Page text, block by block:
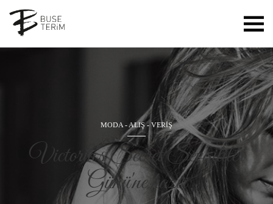
MODA-ALIŞ - VERİŞ
Victoria's Secret Sevgililer
Günü'ne hazır